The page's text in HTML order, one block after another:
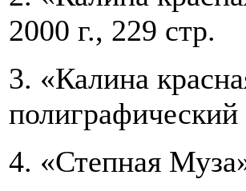
2000 г., 229 стр.
3. «Калина
4. «Степная